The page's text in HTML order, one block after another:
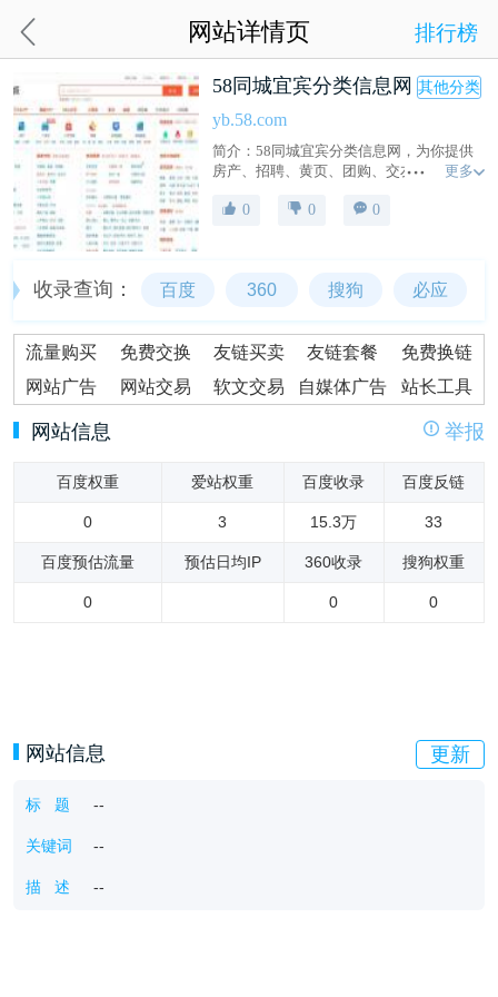
网站详情页 排行榜
58同城宜宾分类信息网 其他分类
yb.58.com
简介：58同城宜宾分类信息网，为你提供
房产、招聘、黄页、团购、交友、二手、
分满足您免费查看/发布信息的需求。宜宾
更多
0 0 0
收录查询： 百度 360 搜狗 必应
流量购买 免费交换 友链买卖 友链套餐
免费换链
网站广告
网站交易 软文交易 自媒体广告 站长工具
网站信息 举报
百度权重 爱站权重 百度收录 百度反链
0 3 15.3万 33
百度预估流量 预估日均IP 360收录 搜狗权重
0 0 0
网站信息 更新
标 题 --
关键词 --
描 述 --